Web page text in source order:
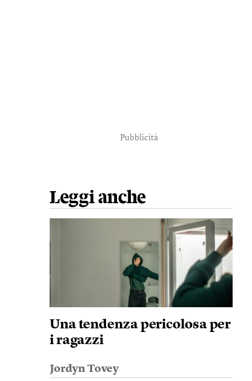
Pubblicità
Leggi anche
Una tendenza pericolosa per
i ragazzi
Jordyn Tovey